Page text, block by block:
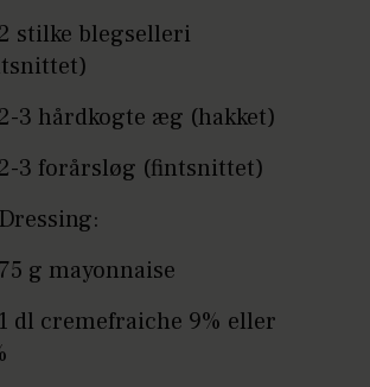
stilke blegselleri
3 hårdkogte æg (hakket)
3 forårsløg (fintsnittet)
Dressing:
75 g mayonnaise
1 dl cremefraiche 9% eller